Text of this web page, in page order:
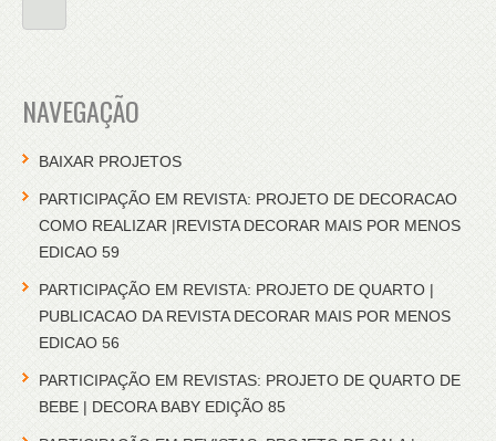
NAVEGAÇÃO
BAIXAR PROJETOS
PARTICIPAÇÃO EM REVISTA: PROJETO DE DECORACAO
COMO REALIZAR |REVISTA DECORAR MAIS POR MENOS
EDICAO 59
PARTICIPAÇÃO EM REVISTA: PROJETO DE QUARTO |
PUBLICACAO DA REVISTA DECORAR MAIS POR MENOS
EDICAO 56
PARTICIPAÇÃO EM REVISTAS: PROJETO DE QUARTO DE
BEBE | DECORA BABY EDIÇÃO 85